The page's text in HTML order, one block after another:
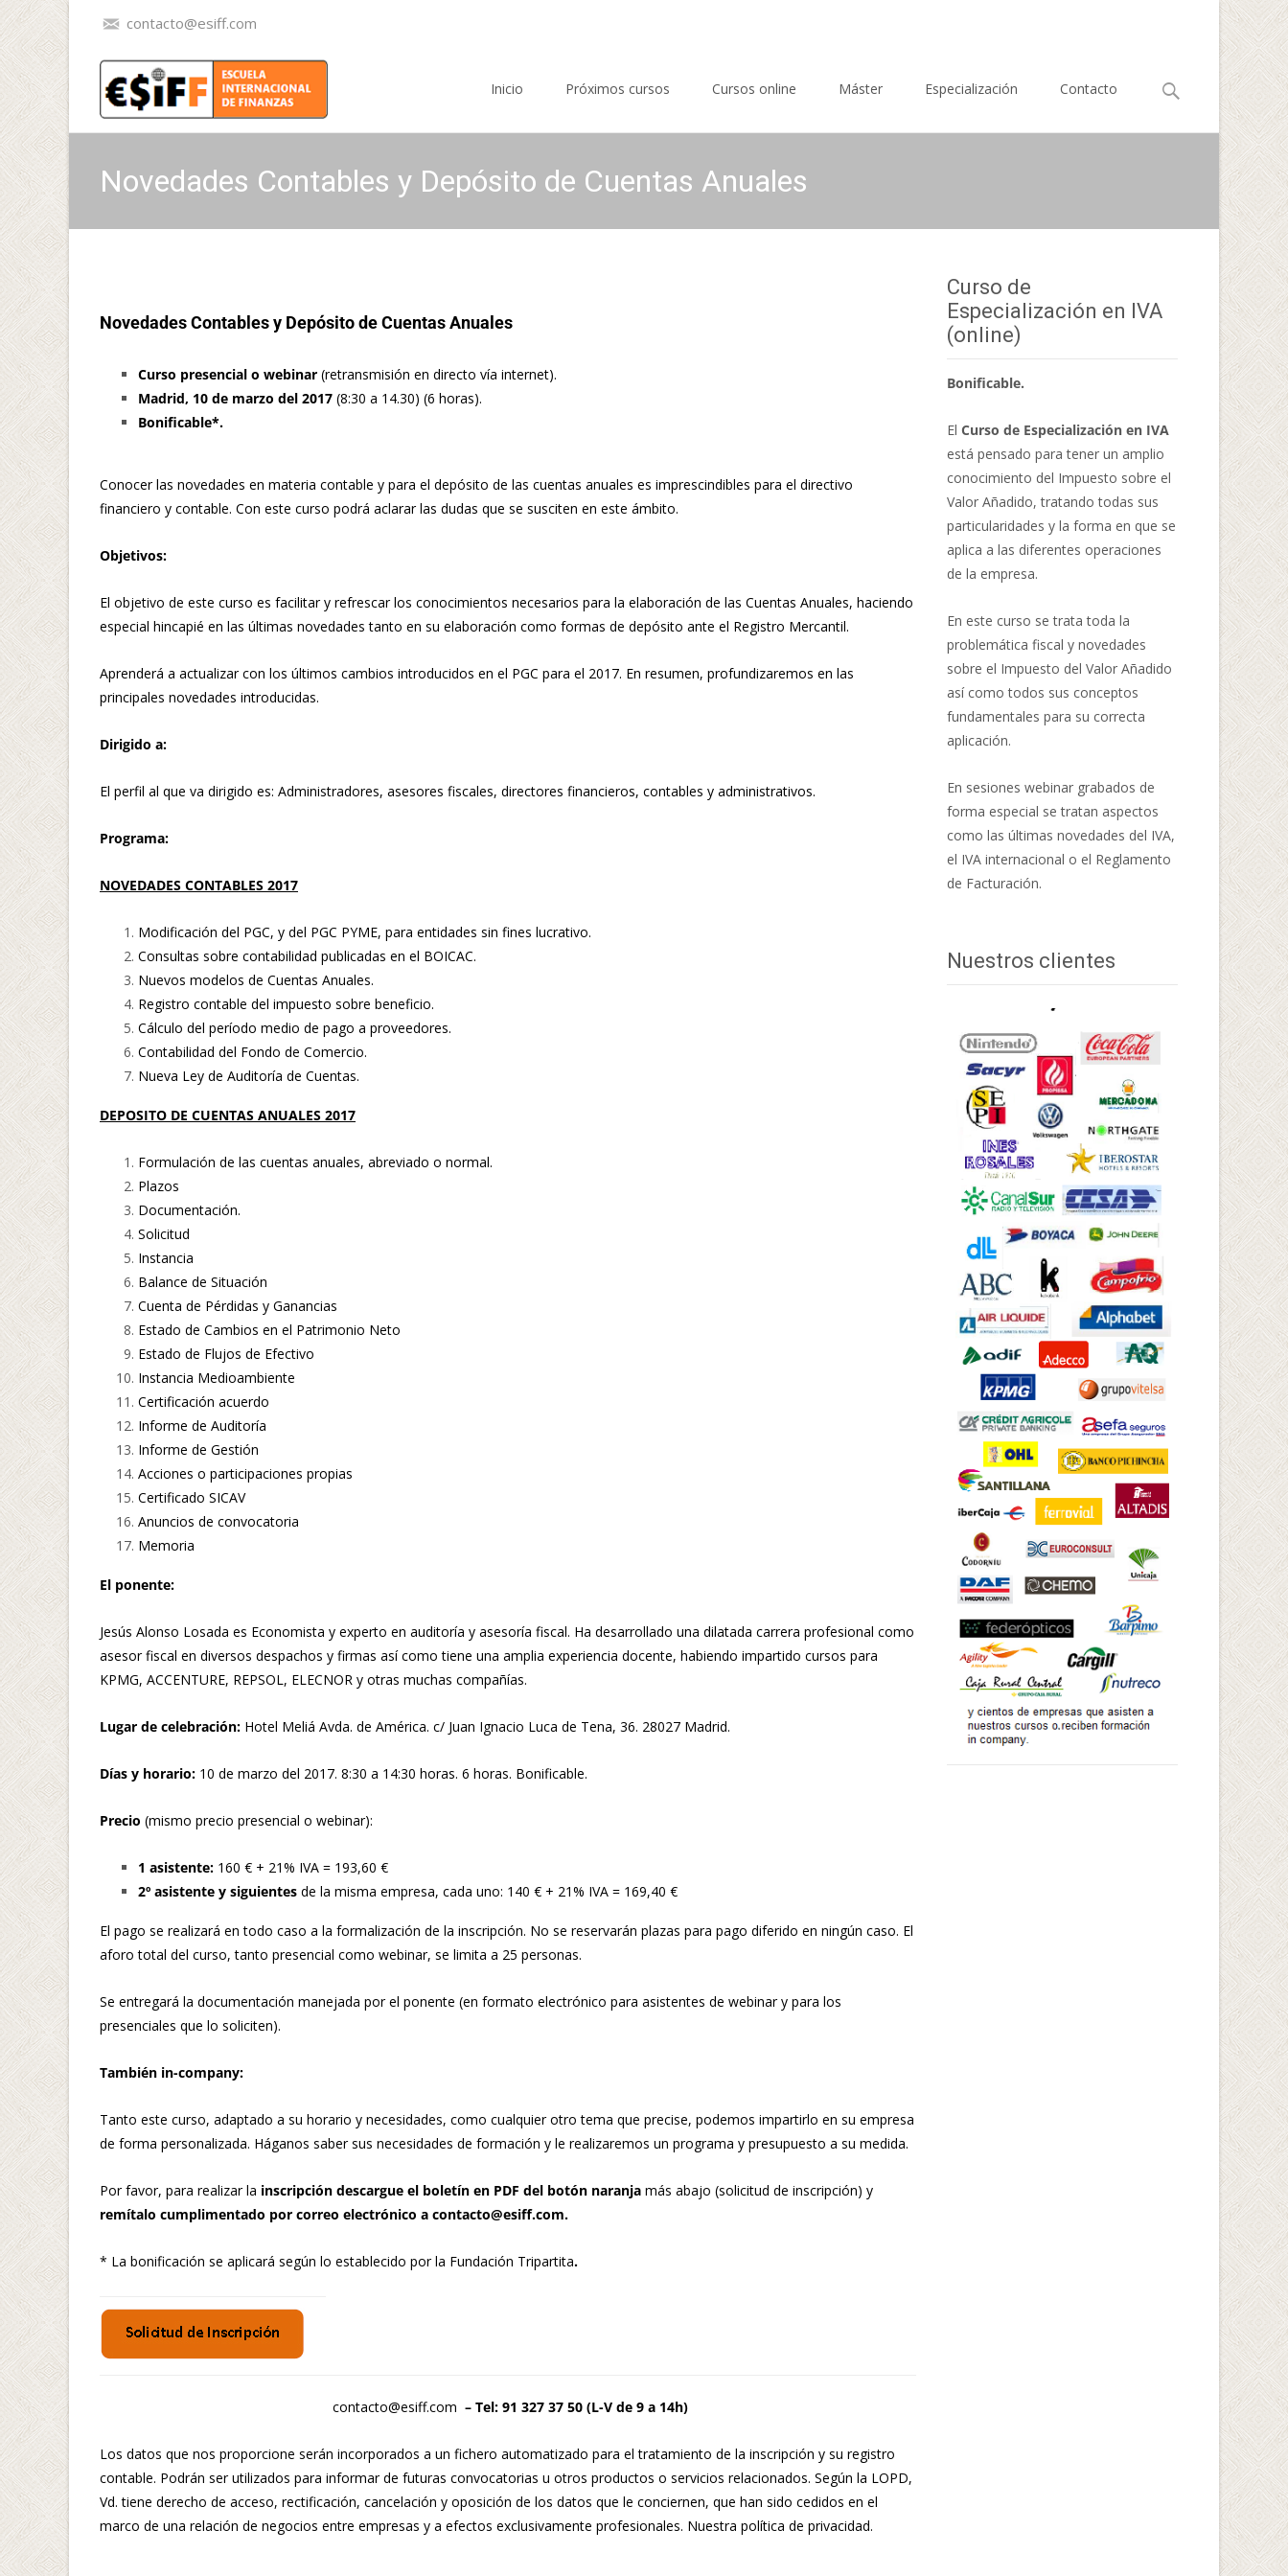
contacto@esiff.com
Inicio
Próximos cursos Cursos online Máster Especialización Contacto
Buscar
Novedades Contables y Depósito de Cuentas Anuales
Novedades Contables y Depósito de Cuentas Anuales
Curso presencial o webinar (retransmisión en directo vía internet).
Madrid, 10 de marzo del 2017 (8:30 a 14.30) (6 horas).
Bonificable*.
Conocer las novedades en materia contable y para el depósito de las cuentas anuales es imprescindibles para el directivo
financiero y contable. Con este curso podrá aclarar las dudas que se susciten en este ámbito.
Objetivos:
El objetivo de este curso es facilitar y refrescar los conocimientos necesarios para la elaboración de las Cuentas Anuales, haciendo
especial hincapié en las últimas novedades tanto en su elaboración como formas de depósito ante el Registro Mercantil.
Aprenderá a actualizar con los últimos cambios introducidos en el PGC para el 2017. En resumen, profundizaremos en las
principales novedades introducidas.
Dirigido a:
El perfil al que va dirigido es: Administradores, asesores fiscales, directores financieros, contables y administrativos.
Programa:
NOVEDADES CONTABLES 2017
Modificación del PGC, y del PGC PYME, para entidades sin fines lucrativo.
Consultas sobre contabilidad publicadas en el BOICAC.
Nuevos modelos de Cuentas Anuales.
Registro contable del impuesto sobre beneficio.
Cálculo del período medio de pago a proveedores.
Contabilidad del Fondo de Comercio.
Nueva Ley de Auditoría de Cuentas.
DEPOSITO DE CUENTAS ANUALES 2017
Formulación de las cuentas anuales, abreviado o normal.
Plazos
Documentación.
Solicitud
Instancia
Balance de Situación
Cuenta de Pérdidas y Ganancias
Estado de Cambios en el Patrimonio Neto
Estado de Flujos de Efectivo
Instancia Medioambiente
Certificación acuerdo
Informe de Auditoría
Informe de Gestión
Acciones o participaciones propias
Certificado SICAV
Anuncios de convocatoria
Memoria
El ponente:
Jesús Alonso Losada es Economista y experto en auditoría y asesoría fiscal. Ha desarrollado una dilatada carrera profesional como
asesor fiscal en diversos despachos y firmas así como tiene una amplia experiencia docente, habiendo impartido cursos para
KPMG, ACCENTURE, REPSOL, ELECNOR y otras muchas compañías.
Lugar de celebración: Hotel Meliá Avda. de América. c/ Juan Ignacio Luca de Tena, 36. 28027 Madrid.
Días y horario: 10 de marzo del 2017. 8:30 a 14:30 horas. 6 horas. Bonificable.
Precio (mismo precio presencial o webinar):
1 asistente: 160 € + 21% IVA = 193,60 €
2º asistente y siguientes de la misma empresa, cada uno: 140 € + 21% IVA = 169,40 €
El pago se realizará en todo caso a la formalización de la inscripción. No se reservarán plazas para pago diferido en ningún caso. El
aforo total del curso, tanto presencial como webinar, se limita a 25 personas.
Se entregará la documentación manejada por el ponente (en formato electrónico para asistentes de webinar y para los
presenciales que lo soliciten).
También in-company:
Tanto este curso, adaptado a su horario y necesidades, como cualquier otro tema que precise, podemos impartirlo en su empresa
de forma personalizada. Háganos saber sus necesidades de formación y le realizaremos un programa y presupuesto a su medida.
Por favor, para realizar la inscripción descargue el boletín en PDF del botón naranja más abajo (solicitud de inscripción) y
remítalo cumplimentado por correo electrónico a contacto@esiff.com.
* La bonificación se aplicará según lo establecido por la Fundación Tripartita.
contacto@esiff.com – Tel: 91 327 37 50 (L-V de 9 a 14h)
Los datos que nos proporcione serán incorporados a un fichero automatizado para el tratamiento de la inscripción y su registro
contable. Podrán ser utilizados para informar de futuras convocatorias u otros productos o servicios relacionados. Según la LOPD,
Vd. tiene derecho de acceso, rectificación, cancelación y oposición de los datos que le conciernen, que han sido cedidos en el
marco de una relación de negocios entre empresas y a efectos exclusivamente profesionales. Nuestra política de privacidad.
Curso de
Especialización en IVA
(online)
Bonificable.
El Curso de Especialización en IVA
está pensado para tener un amplio
conocimiento del Impuesto sobre el
Valor Añadido, tratando todas sus
particularidades y la forma en que se
aplica a las diferentes operaciones
de la empresa.
En este curso se trata toda la
problemática fiscal y novedades
sobre el Impuesto del Valor Añadido
así como todos sus conceptos
fundamentales para su correcta
aplicación.
En sesiones webinar grabados de
forma especial se tratan aspectos
como las últimas novedades del IVA,
el IVA internacional o el Reglamento
de Facturación.
Nuestros clientes